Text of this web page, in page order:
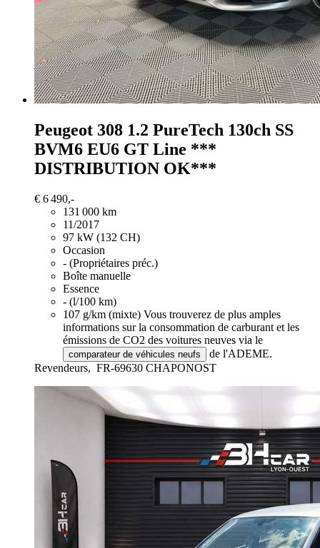
Peugeot 308 1.2 PureTech 130ch SS
BVM6 EU6 GT Line ***
DISTRIBUTION OK***
€ 6 490,-
131 000 km
11/2017
97 kW (132 CH)
Occasion
- (Propriétaires préc.)
Boîte manuelle
Essence
- (l/100 km)
107 g/km (mixte) Vous trouverez de plus amples
informations sur la consommation de carburant et les
émissions de CO2 des voitures neuves via le
comparateur de véhicules neufs
de l'ADEME.
Revendeurs, FR-69630 CHAPONOST